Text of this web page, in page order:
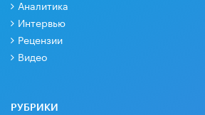
Аналитика
Интервью
Рецензии
Видео
РУБРИКИ